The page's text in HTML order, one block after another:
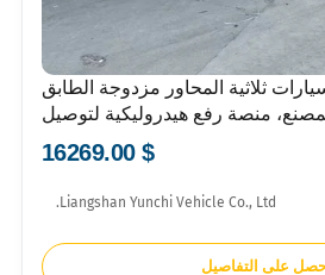
ثلاثية المحاور مزدوجة الطابق
منصة رفع هيدروليكية لتوصيل
المركبات الركابية
$ 16269.00
Liangshan Yunchi Vehicle Co., Ltd.
على التفاصيل